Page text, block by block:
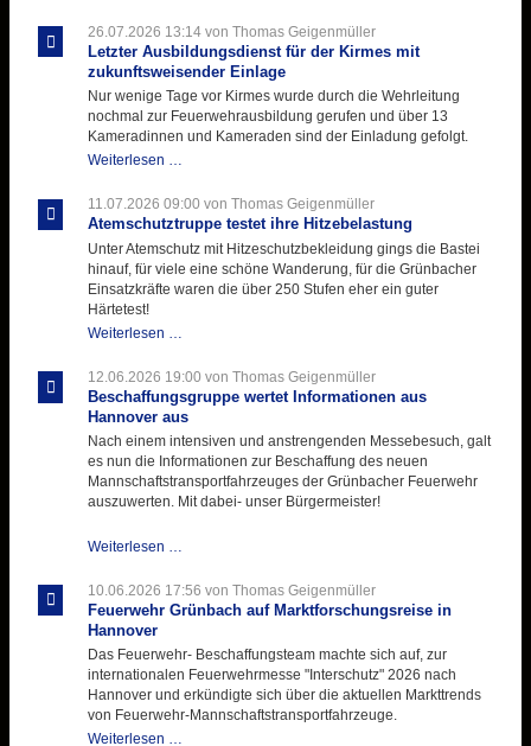
26.07.2026 13:14von Thomas Geigenmüller
Letzter Ausbildungsdienst für der Kirmes mit
zukunftsweisender Einlage
Nur wenige Tage vor Kirmes wurde durch die Wehrleitung
nochmal zur Feuerwehrausbildung gerufen und über 13
Kameradinnen und Kameraden sind der Einladung gefolgt.
Weiterlesen …
für
der
11.07.2026 09:00 von Thomas Geigenmüller
Atemschutztruppe testet ihre Hitzebelastung
Unter Atemschutz mit Hitzeschutzbekleidung gings die Bastei
hinauf, für viele eine schöne Wanderung, für die Grünbacher
Einsatzkräfte waren die über 250 Stufen eher ein guter
Härtetest!
Weiterlesen …
ihre
Hitzebelastung
12.06.2026 19:00 von Thomas Geigenmüller
Beschaffungsgruppe wertet Informationen aus
Hannover aus
Nach einem intensiven und anstrengenden Messebesuch, galt
es nun die Informationen zur Beschaffung des neuen
Mannschaftstransportfahrzeuges der Grünbacher Feuerwehr
auszuwerten. Mit dabei- unser Bürgermeister!
Weiterlesen …
Informationen
aus
aus
10.06.2026 17:56 von Thomas Geigenmüller
Feuerwehr Grünbach auf Marktforschungsreise in
Hannover
Das Feuerwehr- Beschaffungsteam machte sich auf, zur
internationalen Feuerwehrmesse "Interschutz" 2026 nach
Hannover und erkündigte sich über die aktuellen Markttrends
von Feuerwehr-Mannschaftstransportfahrzeuge.
Weiterlesen …